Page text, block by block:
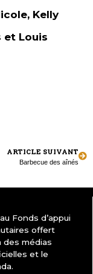
Kelly
et Louis
ARTICLE SUIVANT
Barbecue des aînés
Fonds d’appui
offert
des médias
et le